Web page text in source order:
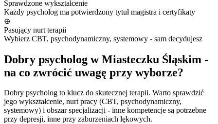
Sprawdzone wykształcenie
Każdy psycholog ma potwierdzony tytuł magistra i certyfikaty
⊕
Pasujący nurt terapii
Wybierz CBT, psychodynamiczny, systemowy - sam decydujesz
Dobry psycholog w Miasteczku Śląskim -
na co zwrócić uwagę przy wyborze?
Dobry psycholog to klucz do skutecznej terapii. Warto sprawdzić
jego wykształcenie, nurt pracy (CBT, psychodynamiczny,
systemowy) i obszar specjalizacji - inne kompetencje są potrzebne
przy depresji, inne przy zaburzeniach lękowych.